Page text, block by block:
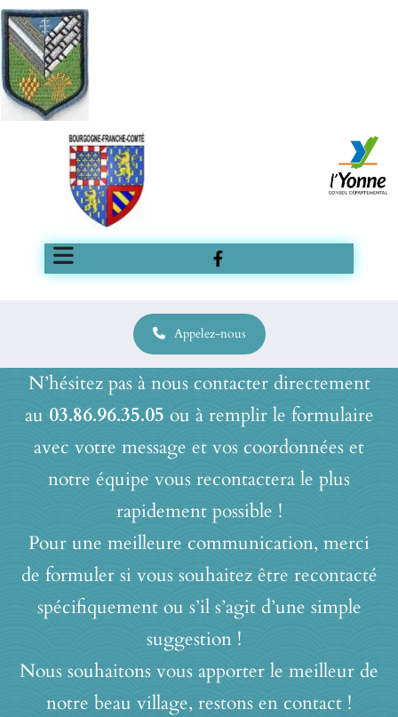
Appelez-nous
N’hésitez pas à nous contacter directement
au 03.86.96.35.05 ou à remplir le formulaire
avec votre message et vos coordonnées et
notre équipe vous recontactera le plus
rapidement possible !
Pour une meilleure communication, merci
de formuler si vous souhaitez être recontacté
spécifiquement ou s’il s’agit d’une simple
suggestion !
Nous souhaitons vous apporter le meilleur de
notre beau village, restons en contact !